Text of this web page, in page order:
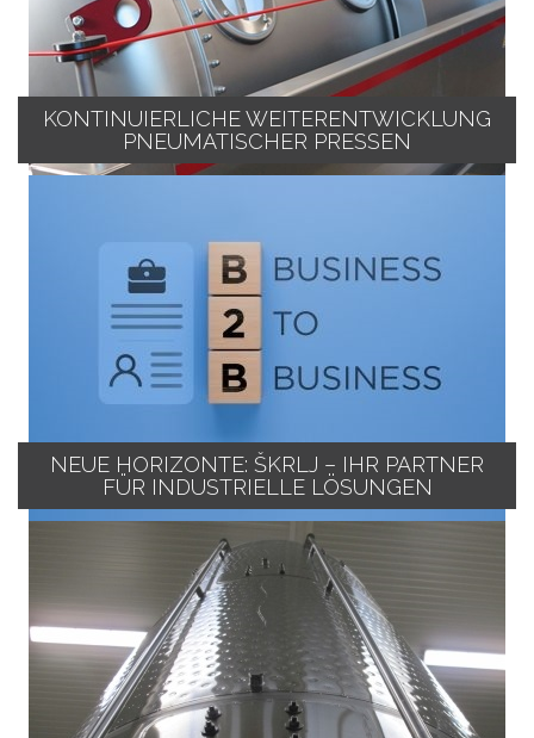
KONTINUIERLICHE WEITERENTWICKLUNG
PNEUMATISCHER PRESSEN
NEUE HORIZONTE: ŠKRLJ – IHR PARTNER
FÜR INDUSTRIELLE LÖSUNGEN